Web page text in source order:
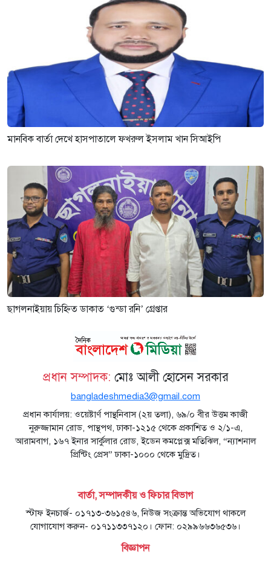
মানবিক বার্তা দেখে হাসপাতালে ফখরুল ইসলাম খান সিআইপি
ছাগলনাইয়ায় চিহ্নিত ডাকাত ‘গুন্ডা রনি’ গ্রেপ্তার
প্রধান সম্পাদক: মোঃ আলী হোসেন সরকার
bangladeshmedia3@gmail.com
প্রধান কার্যালয়: ওয়েষ্টার্ণ পান্থনিবাস (২য় তলা), ৬৯/০ বীর উত্তম কাজী
নুরুজ্জামান রোড, পান্থপথ, ঢাকা-১২১৫ থেকে প্রকাশিত ও ২/১-এ,
আরামবাগ, ১৬৭ ইনার সার্কুলার রোড, ইডেন কমপ্লেক্স মতিঝিল, “ন্যাশনাল
প্রিন্টিং প্রেস” ঢাকা-১০০০ থেকে মুদ্রিত।
বার্তা, সম্পাদকীয় ও ফিচার বিভাগ
স্টাফ ইনচার্জ- ০১৭১৩-৩৬১৫৪৬, নিউজ সংক্রান্ত অভিযোগ থাকলে
যোগাযোগ করুন- ০১৭১১৩৩৭১২০। ফোন: ০২৯৯৬৬৩৬৫৩৬।
বিজ্ঞাপন